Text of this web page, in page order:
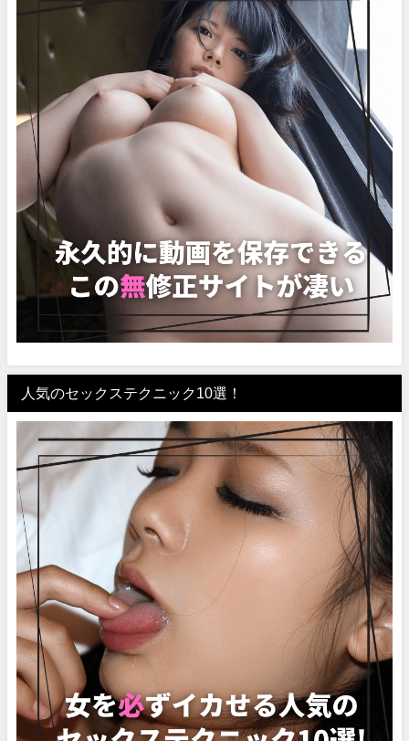
人気のセックステクニック10選！